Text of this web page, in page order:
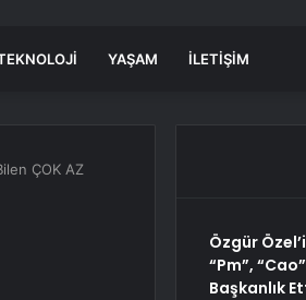
YAŞAM İLETIŞIM
ÇOK AZ
Özgür
“Pm”,
Başkanlık